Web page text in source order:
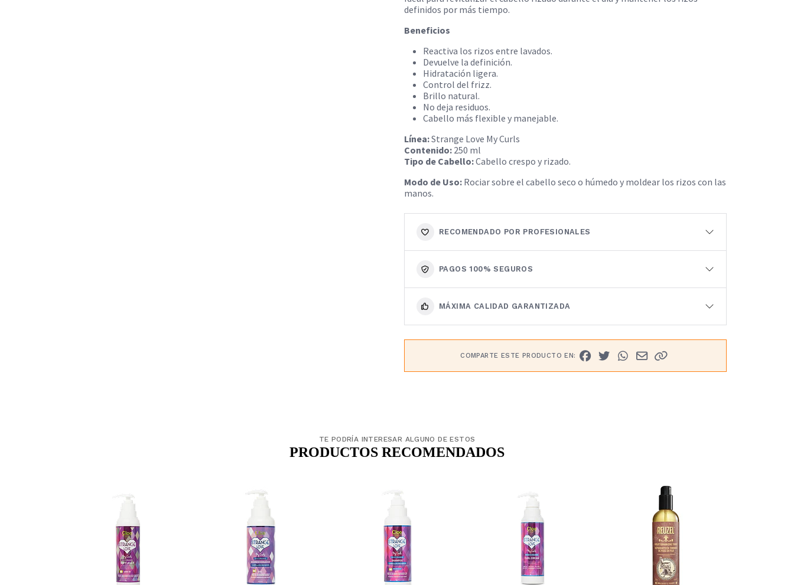
definidos por más tiempo.
Beneficios
Reactiva los rizos entre lavados.
Devuelve la definición.
Hidratación ligera.
Control del frizz.
Brillo natural.
No deja residuos.
Cabello más flexible y manejable.
Línea:Strange Love My Curls
Contenido: 250 ml
Tipo de Cabello:Cabello crespo y rizado.
Modo de Uso: Rociar sobre el cabello seco o húmedo y moldear los rizos con las
manos.
RECOMENDADO POR PROFESIONALES
PAGOS 100% SEGUROS
MÁXIMA CALIDAD GARANTIZADA
COMPARTE ESTE PRODUCTO EN:
TE PODRÍA INTERESAR ALGUNO DE ESTOS
PRODUCTOS RECOMENDADOS